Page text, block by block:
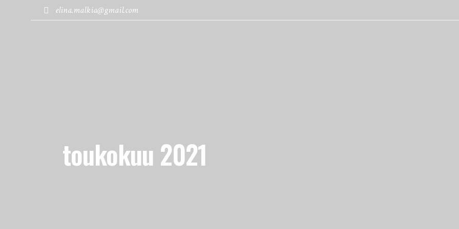
elina.malkia@gmail.com
toukokuu 2021